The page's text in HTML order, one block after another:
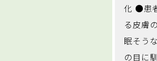
化 ●患
る皮膚
眠そう
の目に